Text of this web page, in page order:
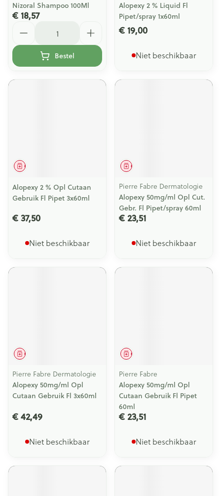
Nizoral Shampoo 100Ml
€ 18,57
Bestel
Alopexy 2 % Liquid Fl
Pipet/spray 1x60ml
€ 19,00
Niet beschikbaar
Geneesmiddel
Alopexy 2 % Opl Cutaan
Gebruik Fl Pipet 3x60ml
€ 37,50
Niet beschikbaar
Geneesmiddel
Pierre Fabre Dermatologie
Alopexy 50mg/ml Opl Cut.
Gebr. Fl Pipet/spray 60ml
€ 23,51
Niet beschikbaar
Geneesmiddel
Pierre Fabre Dermatologie
Alopexy 50mg/ml Opl
Cutaan Gebruik Fl 3x60ml
€ 42,49
Niet beschikbaar
Geneesmiddel
Pierre Fabre
Alopexy 50mg/ml Opl
Cutaan Gebruik Fl Pipet
60ml
€ 23,51
Niet beschikbaar